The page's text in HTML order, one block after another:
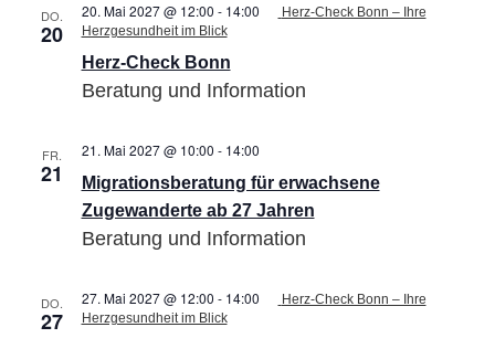
DO.
20
Herz-Check Bonn
20. Mai 2027 @ 12:00 - 14:00
Herz-Check Bonn – Ihre
Herzgesundheit im Blick
Beratung und Information
FR.
21
Migrationsberatung für erwachsene
Zugewanderte ab 27 Jahren
21. Mai 2027 @ 10:00 - 14:00
erwachsene
Zugewanderte
ab
27
Beratung und Information
DO.
27
27. Mai 2027 @ 12:00 - 14:00
Herz-Check Bonn – Ihre
Herzgesundheit im Blick